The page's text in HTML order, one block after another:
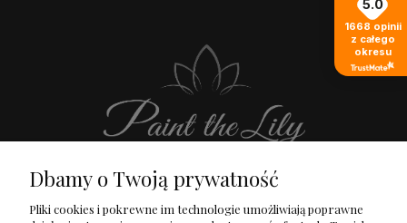
5.0
1668 opinii
z całego
okresu
Dbamy o Twoją prywatność
Pliki cookies i pokrewne im technologie umożliwiają poprawne